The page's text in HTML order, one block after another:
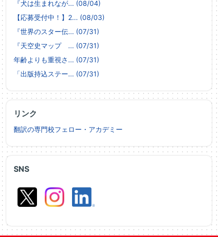
SNS
『犬は生まれなが... (08/04)
【応募受付中！】2... (08/03)
『世界のスター伝... (07/31)
『天空史マップ ... (07/31)
年齢よりも重視さ... (07/31)
「出版持込ステー... (07/31)
リンク
翻訳の専門校フェロー・アカデミー